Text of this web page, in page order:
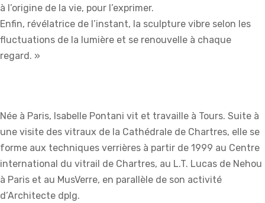
à l’origine de la vie, pour l’exprimer.
Enfin, révélatrice de l’instant, la sculpture vibre selon les
fluctuations de la lumière et se renouvelle à chaque
regard. »
Née à Paris, Isabelle Pontani vit et travaille à Tours. Suite à
une visite des vitraux de la Cathédrale de Chartres, elle se
forme aux techniques verrières à partir de 1999 au Centre
international du vitrail de Chartres, au L.T. Lucas de Nehou
à Paris et au MusVerre, en parallèle de son activité
d’Architecte dplg.